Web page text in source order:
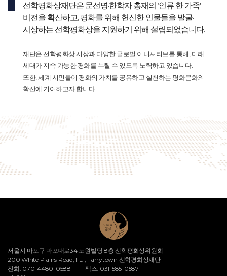
선학평화상재단은 문선명·한학자 총재의 ‘인류 한 가족’
비전을 확산하고,평화를 위해 헌신한 인물들을 발굴·
시상하는 선학평화상을 지원하기 위해 설립되었습니다.
재단은 선학평화상 시상과 다양한 글로벌 이니셔티브를 통해, 미래
세대가 지속 가능한 평화를 누릴 수 있도록 노력하고 있습니다.
또한, 세계 시민들이 평화의 가치를 공유하고 실천하는 평화문화의
확산에 기여하고자 합니다.
서울시 마포구 마포대로34 도원빌딩 8층 선학평화상위원회
200 White Plains Road, FL1, Tarrytown 선학평화상재단
전화: 070-4480-0588
팩스: 031-585-0587